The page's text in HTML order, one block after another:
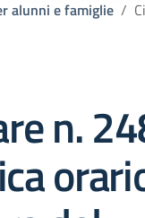
alunni e famiglie
n.